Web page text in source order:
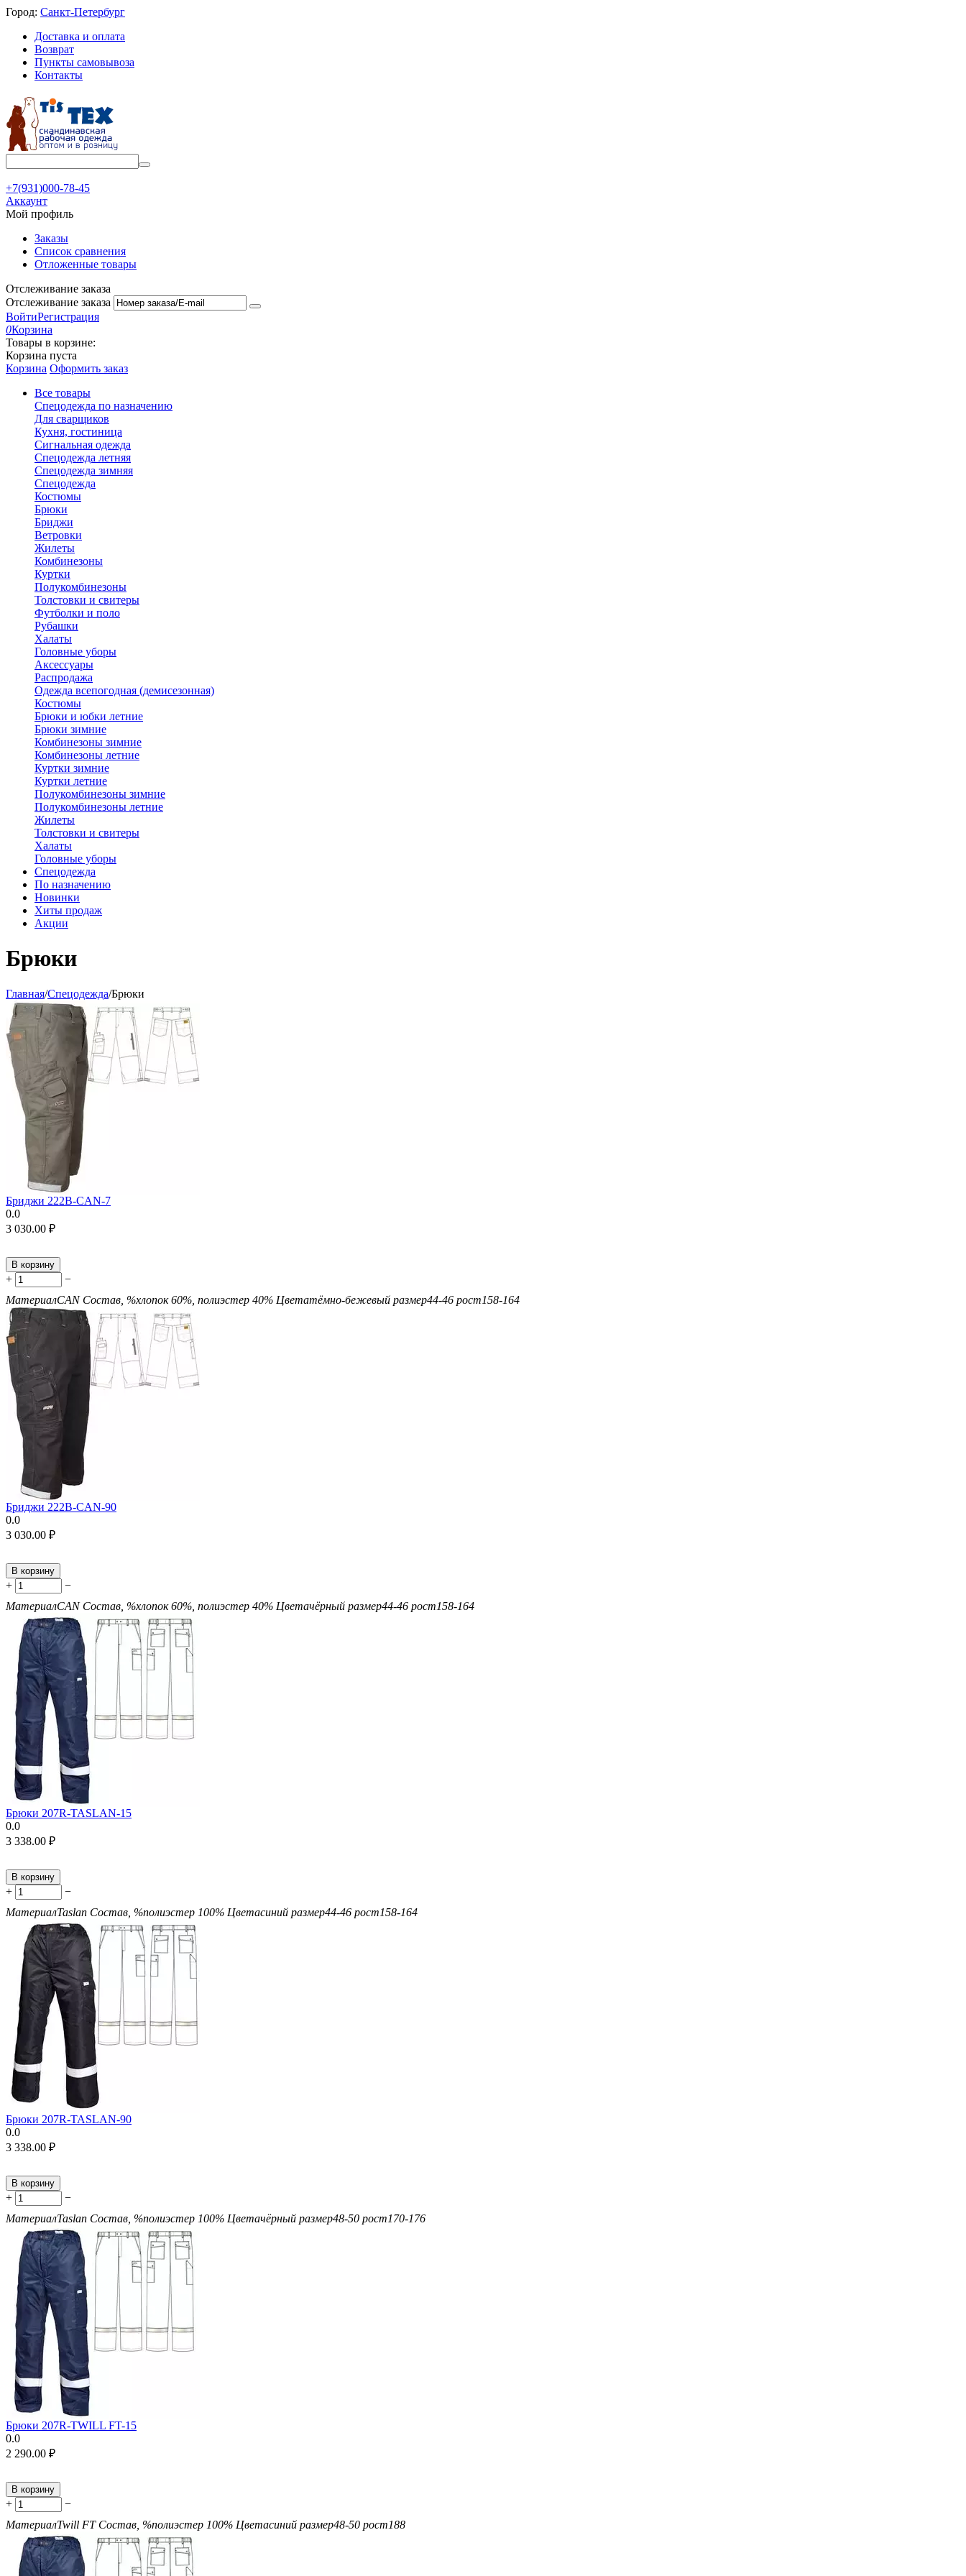
Город: Санкт-Петербург
Доставка и оплата
Возврат
Пункты самовывоза
Контакты
+7(931)000-78-45
Аккаунт
Мой профиль
Заказы
Список сравнения
Отложенные товары
Отслеживание заказа
Отслеживание заказа
ВойтиРегистрация
0Корзина
Товары в корзине:
Корзина пуста
Корзина Оформить заказ
Все товары
Спецодежда по назначению
Для сварщиков
Кухня, гостиница
Сигнальная одежда
Спецодежда летняя
Спецодежда зимняя
Спецодежда
Костюмы
Брюки
Бриджи
Ветровки
Жилеты
Комбинезоны
Куртки
Полукомбинезоны
Толстовки и свитеры
Футболки и поло
Рубашки
Халаты
Головные уборы
Аксессуары
Распродажа
Одежда всепогодная (демисезонная)
Костюмы
Брюки и юбки летние
Брюки зимние
Комбинезоны зимние
Комбинезоны летние
Куртки зимние
Куртки летние
Полукомбинезоны зимние
Полукомбинезоны летние
Жилеты
Толстовки и свитеры
Халаты
Головные уборы
Спецодежда
По назначению
Новинки
Хиты продаж
Акции
Брюки
Главная/Спецодежда/Брюки
Бриджи 222B-CAN-7
0.0
3 030.00 ₽
В корзину
+
−
МатериалCAN Состав, %хлопок 60%, полиэстер 40% Цветатёмно-бежевый размер44-46 рост158-164
Бриджи 222B-CAN-90
0.0
3 030.00 ₽
В корзину
+
−
МатериалCAN Состав, %хлопок 60%, полиэстер 40% Цветачёрный размер44-46 рост158-164
Брюки 207R-TASLAN-15
0.0
3 338.00 ₽
В корзину
+
−
МатериалTaslan Состав, %полиэстер 100% Цветасиний размер44-46 рост158-164
Брюки 207R-TASLAN-90
0.0
3 338.00 ₽
В корзину
+
−
МатериалTaslan Состав, %полиэстер 100% Цветачёрный размер48-50 рост170-176
Брюки 207R-TWILL FT-15
0.0
2 290.00 ₽
В корзину
+
−
МатериалTwill FT Состав, %полиэстер 100% Цветасиний размер48-50 рост188